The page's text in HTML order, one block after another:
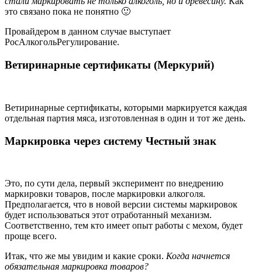
это связано пока не понятно 🙂
Провайдером в данном случае выступает
РосАлкогольРегулирование.
Ветиринарные сертификаты (Меркурий)
Ветиринарные сертификаты, которыми маркируется каждая
отдельная партия мяса, изготовленная в один и тот же день.
Маркировка через систему Честный знак
Это, по сути дела, первый эксперимент по внедрению
маркировки товаров, после маркировки алкоголя.
Предполагается, что в новой версии системы маркировок
будет использоваться этот отработанный механизм.
Соответственно, тем кто имеет опыт работы с мехом, будет
проще всего.
Итак, что же мы увидим и какие сроки. Когда начнется
обязательная маркировка товаров?